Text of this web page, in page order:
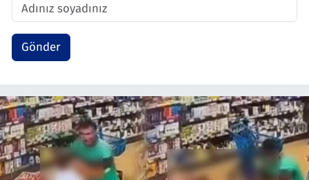
Gönder